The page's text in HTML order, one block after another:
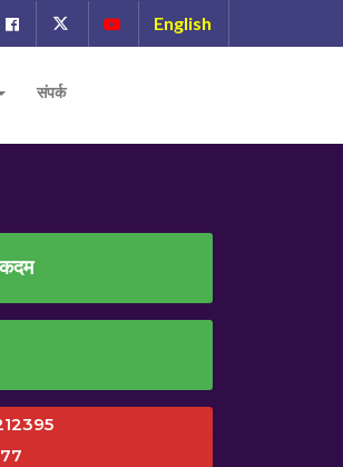
English
संपर्क